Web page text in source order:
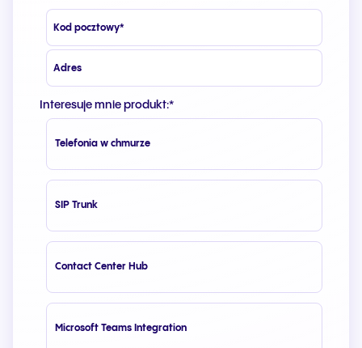
Interesuje mnie produkt:*
Telefonia w chmurze
SIP Trunk
Contact Center Hub
Microsoft Teams Integration